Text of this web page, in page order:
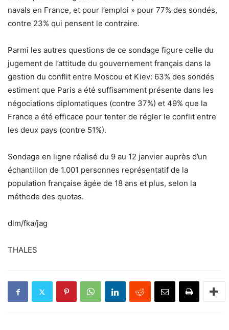
navals en France, et pour l’emploi » pour 77% des sondés,
contre 23% qui pensent le contraire.
Parmi les autres questions de ce sondage figure celle du
jugement de l’attitude du gouvernement français dans la
gestion du conflit entre Moscou et Kiev: 63% des sondés
estiment que Paris a été suffisamment présente dans les
négociations diplomatiques (contre 37%) et 49% que la
France a été efficace pour tenter de régler le conflit entre
les deux pays (contre 51%).
Sondage en ligne réalisé du 9 au 12 janvier auprès d’un
échantillon de 1.001 personnes représentatif de la
population française âgée de 18 ans et plus, selon la
méthode des quotas.
dlm/fka/jag
THALES